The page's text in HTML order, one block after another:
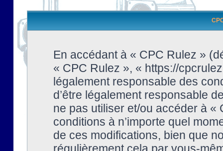
En accédant à « CPC Rulez »
« CPC Rulez », « https://
légalement responsable des
d’être légalement responsable
ne pas utiliser et/ou accéder à
conditions à n’importe quel
de ces modifications, bien que